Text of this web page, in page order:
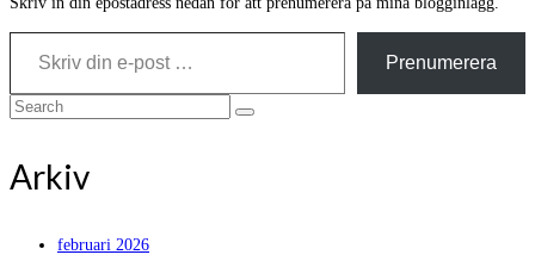
Skriv din e-post …
Prenumerera
Search
Arkiv
februari 2026